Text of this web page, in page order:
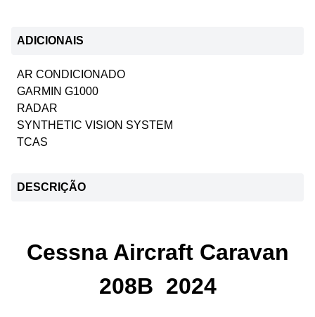
ADICIONAIS
AR CONDICIONADO
GARMIN G1000
RADAR
SYNTHETIC VISION SYSTEM
TCAS
DESCRIÇÃO
Cessna Aircraft Caravan
208B 2024